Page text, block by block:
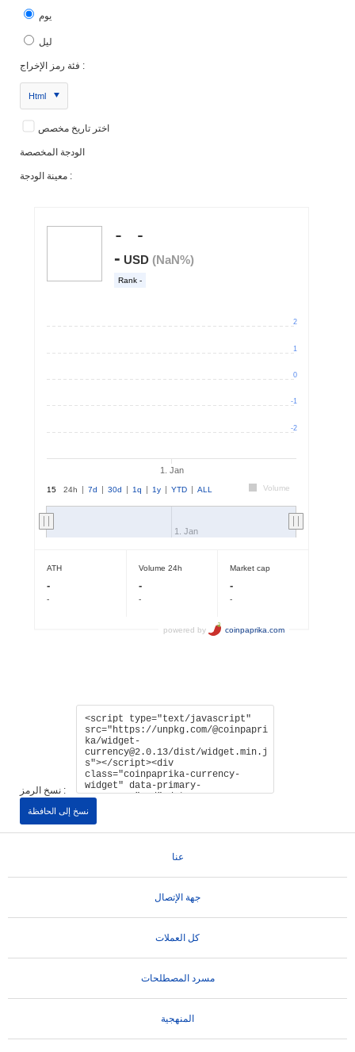
يوم
ليل
فئة رمز الإخراج :
Html
اختر تاريخ مخصص
الودجة المخصصة
معينة الودجة :
نسخ الرمز :
نسخ إلى الحافظة
عنا
جهة الإتصال
كل العملات
مسرد المصطلحات
المنهجية